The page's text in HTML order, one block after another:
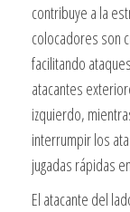
contribuye a la
colocadores son
facilitando
atacantes
izquierdo,
interrumpir los
jugadas rápidas
El atacante del